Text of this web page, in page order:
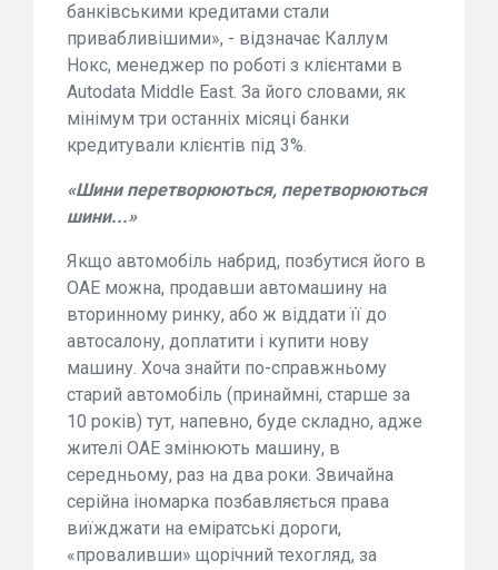
банківськими кредитами стали
привабливішими», - відзначає Каллум
Нокс, менеджер по роботі з клієнтами в
Autodata Middle East. За його словами, як
мінімум три останніх місяці банки
кредитували клієнтів під 3%.
«Шини перетворюються, перетворюються
шини...»
Якщо автомобіль набрид, позбутися його в
ОАЕ можна, продавши автомашину на
вторинному ринку, або ж віддати її до
автосалону, доплатити і купити нову
машину. Хоча знайти по-справжньому
старий автомобіль (принаймні, старше за
10 років) тут, напевно, буде складно, адже
жителі ОАЕ змінюють машину, в
середньому, раз на два роки. Звичайна
серійна іномарка позбавляється права
виїжджати на еміратські дороги,
«проваливши» щорічний техогляд, за